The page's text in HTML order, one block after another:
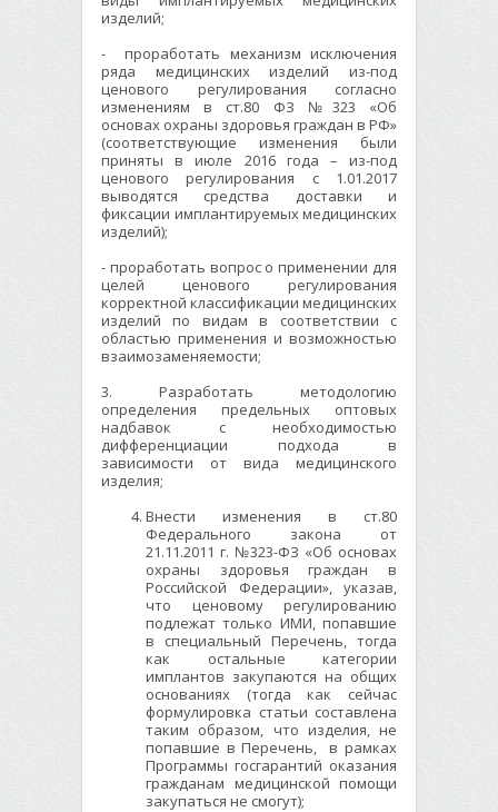
изделий;
- проработать механизм исключения
ряда медицинских изделий из-под
ценового регулирования согласно
изменениям в ст.80 ФЗ №323 «Об
основах охраны здоровья граждан в РФ»
(соответствующие изменения были
приняты в июле 2016 года – из-под
ценового регулирования с 1.01.2017
выводятся средства доставки и
фиксации имплантируемых медицинских
изделий);
- проработать вопрос о применении для
целей ценового регулирования
корректной классификации медицинских
изделий по видам в соответствии с
областью применения и возможностью
взаимозаменяемости;
3. Разработать методологию
определения предельных оптовых
надбавок с необходимостью
дифференциации подхода в
зависимости от вида медицинского
изделия;
Внести изменения в ст.80
Федерального закона от
21.11.2011 г. №323-ФЗ «Об основах
охраны здоровья граждан в
Российской Федерации», указав,
что ценовому регулированию
подлежат только ИМИ, попавшие
в специальный Перечень, тогда
как остальные категории
имплантов закупаются на общих
основаниях (тогда как сейчас
формулировка статьи составлена
таким образом, что изделия, не
попавшие в Перечень, в рамках
Программы госгарантий оказания
гражданам медицинской помощи
закупаться не смогут);